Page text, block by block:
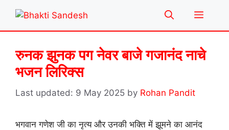
content
Menu
रुनक झुनक पग नेवर बाजे गजानंद नाचे
भजन लिरिक्स
9 May 2025 by Rohan Pandit
भगवान गणेश जी का नृत्य और उनकी भक्ति में झूमने का आनंद